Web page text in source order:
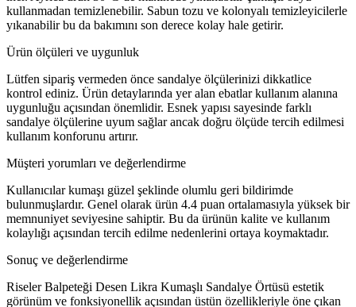
kullanmadan temizlenebilir. Sabun tozu ve kolonyalı temizleyicilerle
yıkanabilir bu da bakımını son derece kolay hale getirir.
Ürün ölçüleri ve uygunluk
Lütfen sipariş vermeden önce sandalye ölçülerinizi dikkatlice
kontrol ediniz. Ürün detaylarında yer alan ebatlar kullanım alanına
uygunluğu açısından önemlidir. Esnek yapısı sayesinde farklı
sandalye ölçülerine uyum sağlar ancak doğru ölçüde tercih edilmesi
kullanım konforunu artırır.
Müşteri yorumları ve değerlendirme
Kullanıcılar kumaşı güzel şeklinde olumlu geri bildirimde
bulunmuşlardır. Genel olarak ürün 4.4 puan ortalamasıyla yüksek bir
memnuniyet seviyesine sahiptir. Bu da ürünün kalite ve kullanım
kolaylığı açısından tercih edilme nedenlerini ortaya koymaktadır.
Sonuç ve değerlendirme
Riseler Balpeteği Desen Likra Kumaşlı Sandalye Örtüsü estetik
görünüm ve fonksiyonellik açısından üstün özellikleriyle öne çıkan